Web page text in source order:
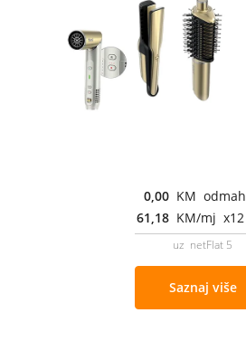
0,00 KM odmah
61,18 KM/mj x12
uz netFlat 5
Saznaj više